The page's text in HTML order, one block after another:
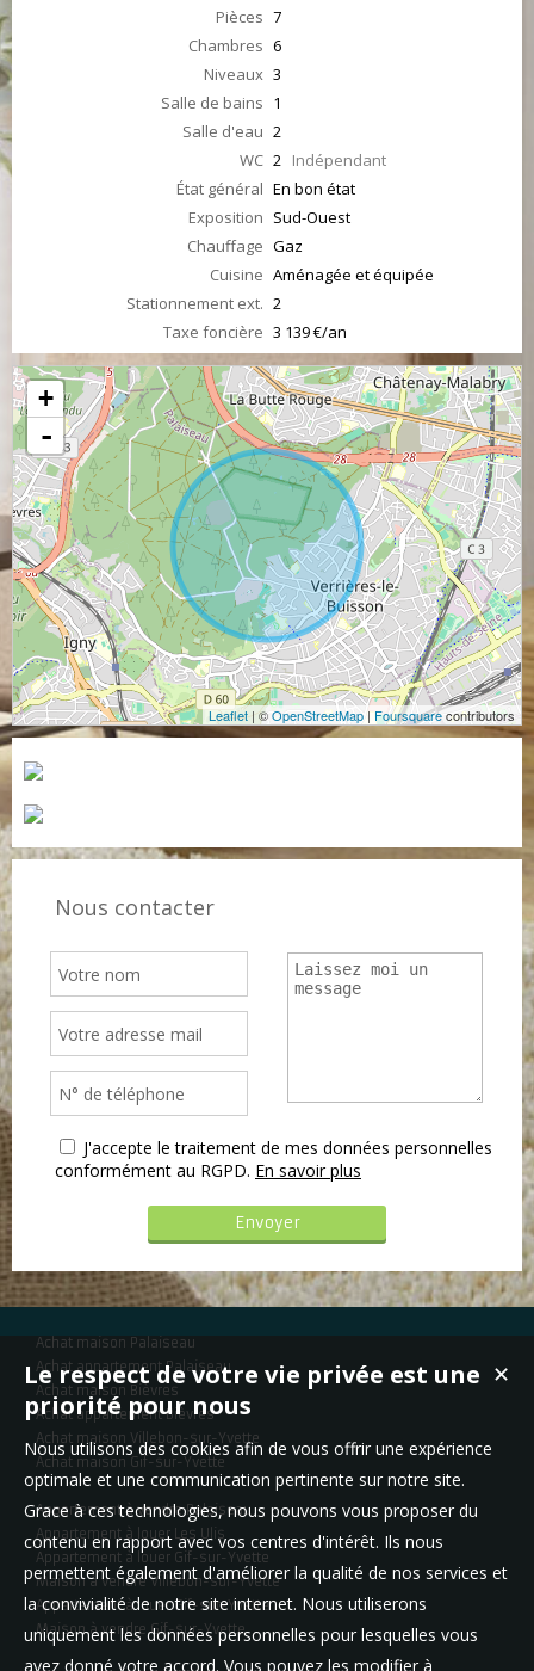
Pièces 7
Chambres 6
Niveaux 3
Salle de bains 1
Salle d'eau 2
WC 2 Indépendant
État général En bon état
Exposition Sud-Ouest
Chauffage Gaz
Cuisine Aménagée et équipée
Stationnement ext. 2
Taxe foncière 3 139 €/an
+
-
Leaflet | ©OpenStreetMap | Foursquarecontributors
Nous contacter
J'accepte le traitement de mes données personnelles
conformément au RGPD. En savoir plus
Achat maison Palaiseau
Achat appartement Palaiseau
Achat maison Bièvres
Achat appartement Bièvres
Achat maison Villebon-sur-Yvette
Achat maison Gif-sur-Yvette
Appartement à vendre Palaiseau
Appartement à louer Les Ulis
Appartement à louer Gif-sur-Yvette
Maison à vendre Villebon-sur-Yvette
Appartement à louer Gif-sur-Yvette
Maison à vendre Gif-sur-Yvette
✕
Le respect de votre vie privée est une
priorité pour nous
Nous utilisons des cookies afin de vous offrir une expérience
optimale et une communication pertinente sur notre site.
Grace à ces technologies, nous pouvons vous proposer du
contenu en rapport avec vos centres d'intérêt. Ils nous
permettent également d'améliorer la qualité de nos services et
la convivialité de notre site internet. Nous utiliserons
uniquement les données personnelles pour lesquelles vous
avez donné votre accord. Vous pouvez les modifier à